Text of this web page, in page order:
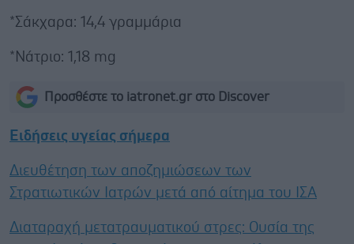
*Σάκχαρα: 14,4 γραμμάρια
*Νάτριο: 1,18 mg
Προσθέστε το iatronet.gr στο Discover
Ειδήσεις υγείας σήμερα
Διευθέτηση των αποζημιώσεων των
Στρατιωτικών Ιατρών μετά από αίτημα του ΙΣΑ
Διαταραχή μετατραυματικού στρες: Ουσία της